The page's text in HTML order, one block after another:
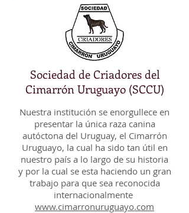
Sociedad de Criadores del
Cimarrón Uruguayo (SCCU)
Nuestra institución se enorgullece en
presentar la única raza canina
autóctona del Uruguay, el Cimarrón
Uruguayo, la cual ha sido tan útil en
nuestro país a lo largo de su historia
y por la cual se esta haciendo un gran
trabajo para que sea reconocida
internacionalmente
www.cimarronuruguayo.com